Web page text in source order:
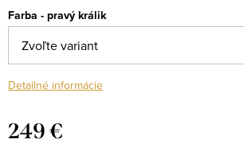
Farba - pravý králik
Detailné informácie
249 €